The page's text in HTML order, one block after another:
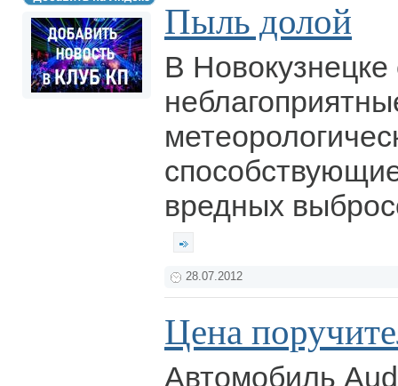
Пыль долой
В
вредных
28.07.2012
Цена
Автомобиль